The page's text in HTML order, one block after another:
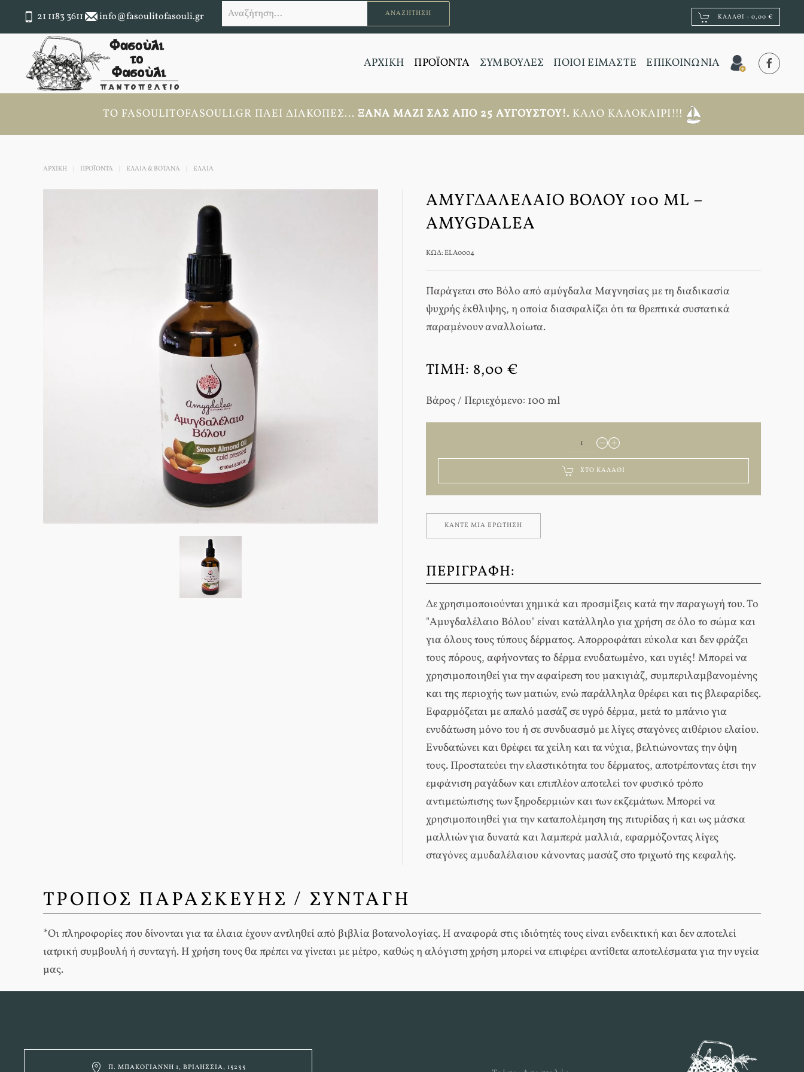
21 1183 3611 info@fasoulitofasouli.gr ΑΝΑΖΉΤΗΣΗ ΚΑΛΆΘΙ - 0,00 €
ΑΡΧΙΚΗ ΠΡΟΪΟΝΤΑ ΣΥΜΒΟΥΛΕΣ ΠΟΙΟΙ ΕΙΜΑΣΤΕ ΕΠΙΚΟΙΝΩΝΙΑ
ΤΟ FASOULITOFASOULI.GR ΠΆΕΙ ΔΙΑΚΟΠΈΣ... ΞΑΝΆ ΜΑΖΊ ΣΑΣ ΑΠΟ 25 ΑΥΓΟΎΣΤΟΥ!. ΚΑΛΌ ΚΑΛΟΚΑΊΡΙ!!!
ΑΡΧΙΚΉ ΠΡΟΪΟΝΤΑ ΕΛΑΙΑ & ΒΟΤΑΝΑ ΈΛΑΙΑ
ΑΜΥΓΔΑΛΈΛΑΙΟ ΒΌΛΟΥ 100 ML –
AMYGDALEA
ΚΩΔ: ELA0004
Παράγεται στο Βόλο από αμύγδαλα Μαγνησίας με τη διαδικασία
ψυχρής έκθλιψης, η οποία διασφαλίζει ότι τα θρεπτικά συστατικά
παραμένουν αναλλοίωτα.
ΤΙΜΉ: 8,00 €
Βάρος / Περιεχόμενο: 100 ml
ΣΤΟ ΚΑΛΆΘΙ
ΚΆΝΤΕ ΜΊΑ ΕΡΏΤΗΣΗ
ΠΕΡΙΓΡΑΦΉ:
Δε χρησιμοποιούνται χημικά και προσμίξεις κατά την παραγωγή του. Το
"Αμυγδαλέλαιο Βόλου" είναι κατάλληλο για χρήση σε όλο το σώμα και
για όλους τους τύπους δέρματος. Απορροφάται εύκολα και δεν φράζει
τους πόρους, αφήνοντας το δέρμα ενυδατωμένο, και υγιές! Μπορεί να
χρησιμοποιηθεί για την αφαίρεση του μακιγιάζ, συμπεριλαμβανομένης
και της περιοχής των ματιών, ενώ παράλληλα θρέφει και τις βλεφαρίδες.
Εφαρμόζεται με απαλό μασάζ σε υγρό δέρμα, μετά το μπάνιο για
ενυδάτωση μόνο του ή σε συνδυασμό με λίγες σταγόνες αιθέριου ελαίου.
Ενυδατώνει και θρέφει τα χείλη και τα νύχια, βελτιώνοντας την όψη
τους. Προστατεύει την ελαστικότητα του δέρματος, αποτρέποντας έτσι την
εμφάνιση ραγάδων και επιπλέον αποτελεί τον φυσικό τρόπο
αντιμετώπισης των ξηροδερμιών και των εκζεμάτων. Μπορεί να
χρησιμοποιηθεί για την καταπολέμηση της πιτυρίδας ή και ως μάσκα
μαλλιών για δυνατά και λαμπερά μαλλιά, εφαρμόζοντας λίγες
σταγόνες αμυδαλέλαιου κάνοντας μασάζ στο τριχωτό της κεφαλής.
ΤΡΟΠΟΣ ΠΑΡΑΣΚΕΥΗΣ / ΣΥΝΤΑΓΗ
*Οι πληροφορίες που δίνονται για τα έλαια έχουν αντληθεί από βιβλία βοτανολογίας. Η αναφορά στις ιδιότητές τους είναι ενδεικτική και δεν αποτελεί
ιατρική συμβουλή ή συνταγή. Η χρήση τους θα πρέπει να γίνεται με μέτρο, καθώς η αλόγιστη χρήση μπορεί να επιφέρει αντίθετα αποτελέσματα για την υγεία
μας.
Π. ΜΠΑΚΟΓΙΆΝΝΗ 1, ΒΡΙΛΉΣΣΙΑ, 15235